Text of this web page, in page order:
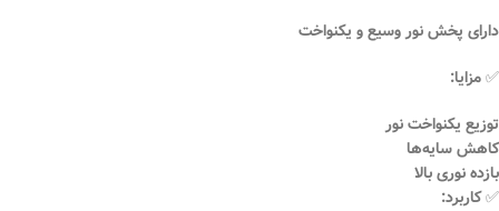
دارای پخش نور وسیع و یکنواخت
✅ مزایا:
توزیع یکنواخت نور
کاهش سایه‌ها
بازده نوری بالا
✅ کاربرد: